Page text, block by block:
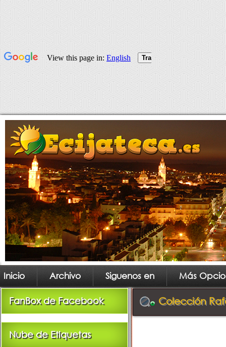
Inicio Archivo Siguenos en Más
FanBox de Facebook
Nube de Etiquetas
Colección